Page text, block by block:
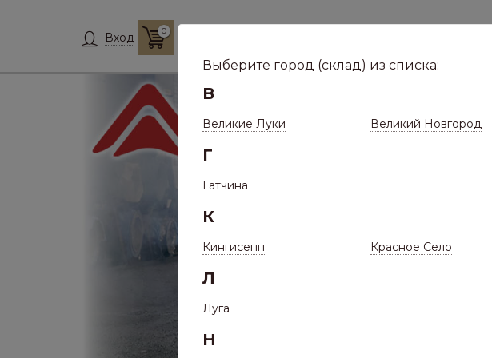
Вход 0
Выберите город (склад) из списка:
В
Великие Луки Великий Новгород
Г
Гатчина
К
Кингисепп Красное Село
Л
Луга
Н